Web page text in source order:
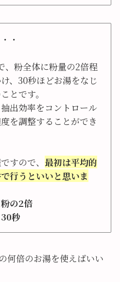
・
、粉全体に粉量の2倍程
、30秒ほどお湯をなじ
とです。
出効率をコントロール
を調整することができ
すので、 最初は平均的
行うといいと思いま
の2倍
秒
何倍のお湯を使えばいい